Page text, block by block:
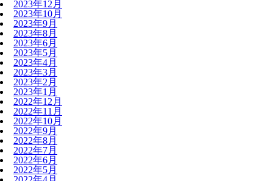
2023年12月
2023年10月
2023年9月
2023年8月
2023年6月
2023年5月
2023年4月
2023年3月
2023年2月
2023年1月
2022年12月
2022年11月
2022年10月
2022年9月
2022年8月
2022年7月
2022年6月
2022年5月